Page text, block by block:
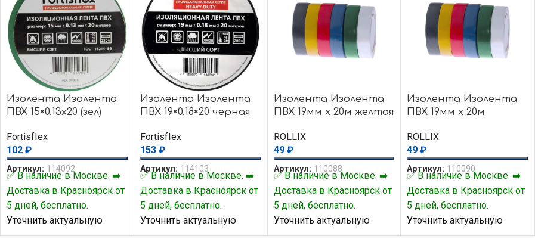
Изолента Изолента
ПВХ 15×0.13х20 (зел)
FortisfIex
102₽
Артикул: 114092
✅ В наличие в Москве. ➡️
Доставка в Красноярск от
5 дней, бесплатно.
Уточнить актуальную
цену и наличие товара Вы
Изолента Изолента
ПВХ 19×0.18×20 черная
FortisfIex
153 ₽
Артикул: 114103
✅ В наличие в Москве. ➡️
Доставка в Красноярск от
5 дней, бесплатно.
Уточнить актуальную
цену и наличие товара Вы
Изолента Изолента
ПВХ 19мм х 20м желтая
ROLLIX
49 ₽
Артикул: 110088
✅ В наличие в Москве. ➡️
Доставка в Красноярск от
5 дней, бесплатно.
Уточнить актуальную
цену и наличие товара Вы
Изолента Изолента
ПВХ 19мм х 20м
ROLLIX
49₽
Артикул: 110090
✅ В наличие в Москве. ➡️
Доставка в Красноярск от
5 дней, бесплатно.
Уточнить актуальную
цену и наличие товара Вы